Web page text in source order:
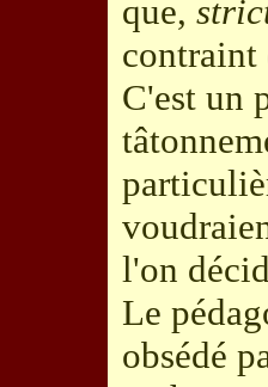
que,
contraint
C'est un
l'on
Le
obsédé